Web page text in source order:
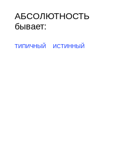
АБСОЛЮТНОСТЬ
бывает:
ТИПИЧНЫЙ ИСТИННЫЙ